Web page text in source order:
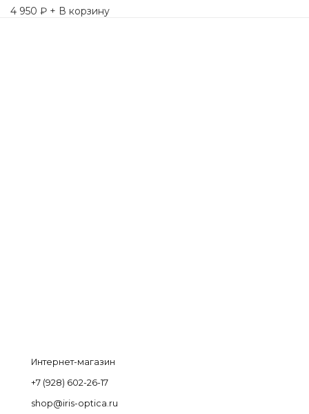
4 950 ₽ + В корзину
Интернет-магазин
+7 (928) 602-26-17
shop@iris-optica.ru